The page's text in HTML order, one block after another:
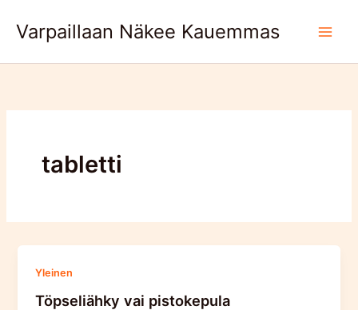
Varpaillaan Näkee Kauemmas
tabletti
Yleinen
Töpseliähky vai pistokepula